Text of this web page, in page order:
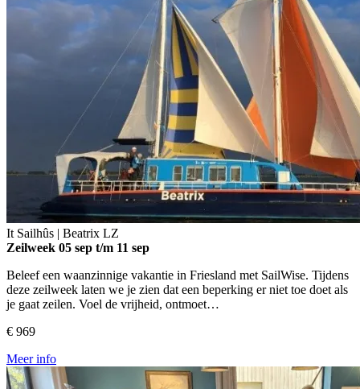
It Sailhûs | Beatrix LZ
Zeilweek 05 sep t/m 11 sep
Beleef een waanzinnige vakantie in Friesland met SailWise. Tijdens
deze zeilweek laten we je zien dat een beperking er niet toe doet als
je gaat zeilen. Voel de vrijheid, ontmoet…
€ 969
Meer info